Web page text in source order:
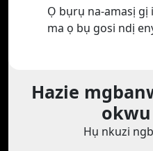
Ọ bụrụ na-amasị gị
ma ọ bụ gosi ndị
Hazie
Hụ nkuzi